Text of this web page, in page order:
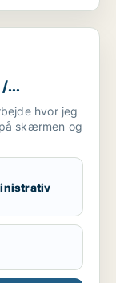
/ lærer /
/
hvor jeg
skærmen og